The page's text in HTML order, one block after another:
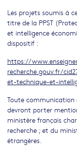
Les projets soumis à
titre de la PPST
et intelligence
dispositif :
https://
recherche.gouv.fr/
et-technique-et-
Toute communication
devront porter
ministère français
recherche ; et du
étrangères.